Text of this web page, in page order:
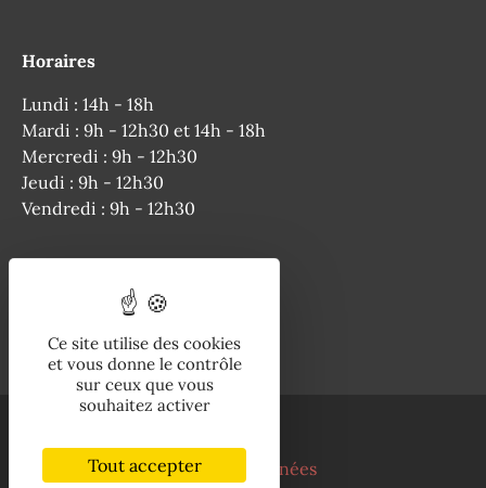
Horaires
Lundi : 14h - 18h
Mardi : 9h - 12h30 et 14h - 18h
Mercredi : 9h - 12h30
Jeudi : 9h - 12h30
Vendredi : 9h - 12h30
05 63 04 50 64
Mentions légales
Politique de protection des données
Ce site utilise des cookies
et vous donne le contrôle
sur ceux que vous
souhaitez activer
Tout accepter